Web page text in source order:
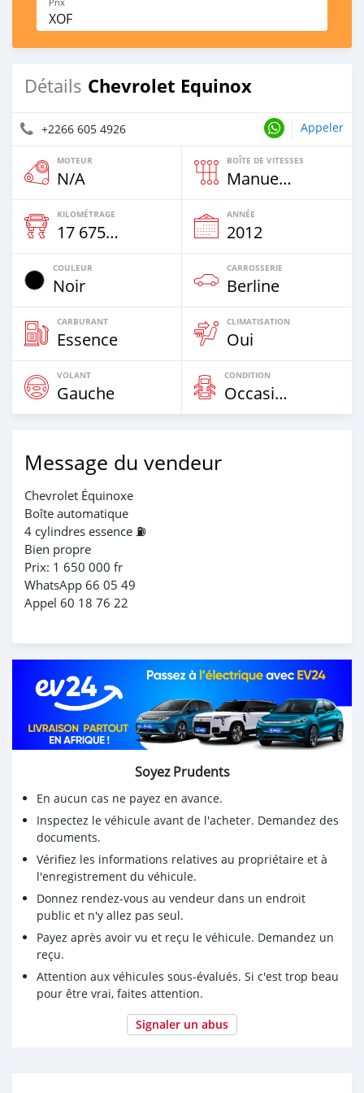
XOF
Détails Chevrolet Equinox
+2266 605 4926 Appeler
MOTEUR
N/A
BOÎTE DE VITESSES
Manuelle
KILOMÉTRAGE
17 675 Km
ANNÉE
2012
COULEUR
Noir
CARROSSERIE
Berline
CARBURANT
Essence
CLIMATISATION
Oui
VOLANT
Gauche
CONDITION
Occasion
Message du vendeur
Chevrolet Équinoxe
Boîte automatique
4 cylindres essence ⛽️
Bien propre
Prix: 1 650 000 fr
WhatsApp 66 05 49
Appel 60 18 76 22
Soyez Prudents
En aucun cas ne payez en avance.
Inspectez le véhicule avant de l'acheter. Demandez des
documents.
Vérifiez les informations relatives au propriétaire et à
l'enregistrement du véhicule.
Donnez rendez-vous au vendeur dans un endroit
public et n'y allez pas seul.
Payez après avoir vu et reçu le véhicule. Demandez un
reçu.
Attention aux véhicules sous-évalués. Si c'est trop beau
pour être vrai, faites attention.
Signaler un abus